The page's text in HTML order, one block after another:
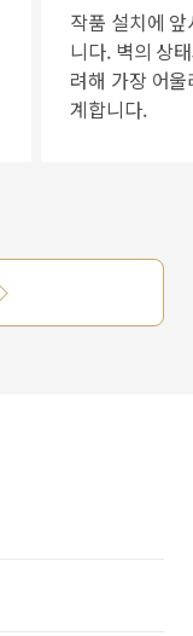
작품 설치에
니다. 벽의 상
려해 가장 어
계합니다.